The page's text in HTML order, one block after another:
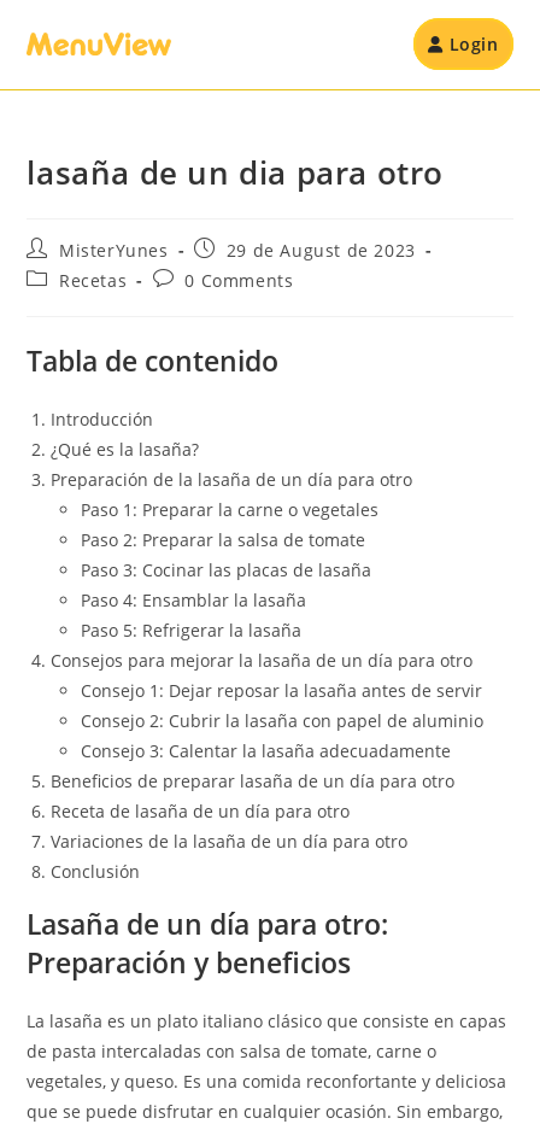
Login
lasaña de un dia para otro
MisterYunes
29 de August de 2023
Recetas
0 Comments
Tabla de contenido
Introducción
¿Qué es la lasaña?
Preparación de la lasaña de un día para otro
Paso 1: Preparar la carne o vegetales
Paso 2: Preparar la salsa de tomate
Paso 3: Cocinar las placas de lasaña
Paso 4: Ensamblar la lasaña
Paso 5: Refrigerar la lasaña
Consejos para mejorar la lasaña de un día para otro
Consejo 1: Dejar reposar la lasaña antes de servir
Consejo 2: Cubrir la lasaña con papel de aluminio
Consejo 3: Calentar la lasaña adecuadamente
Beneficios de preparar lasaña de un día para otro
Receta de lasaña de un día para otro
Variaciones de la lasaña de un día para otro
Conclusión
Lasaña de un día para otro:
Preparación y beneficios
La lasaña es un plato italiano clásico que consiste en capas
de pasta intercaladas con salsa de tomate, carne o
vegetales, y queso. Es una comida reconfortante y deliciosa
que se puede disfrutar en cualquier ocasión. Sin embargo,